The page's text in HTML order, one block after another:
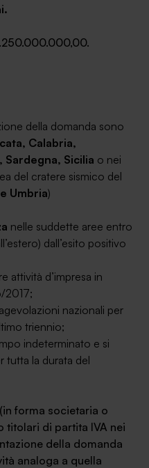
di mediazione creditizia iscritta
della domanda sono
Calabria,
Sardegna, Sicilia o nei
del cratere sismico del
Umbria)
nelle suddette aree entro
dall’esito positivo
attività d’impresa in
2017;
nazionali per
triennio;
indeterminato e si
tutta la durata del
(in forma societaria o
titolari di partita IVA nei
della domanda
analoga a quella